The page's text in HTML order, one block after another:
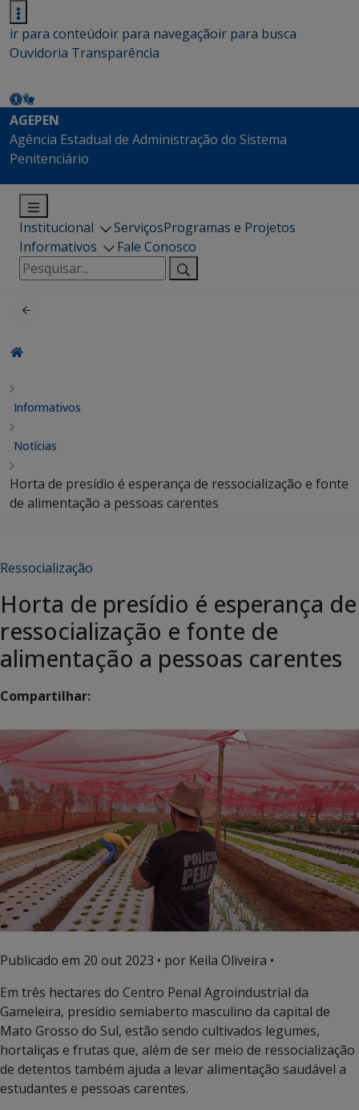
ir para conteúdoir para navegaçãoir para busca
Ouvidoria Transparência
AGEPEN
Agência Estadual de Administração do Sistema
Penitenciário
Institucional ServiçosProgramas e Projetos
Informativos
Fale Conosco
Pesquisar
por:
Informativos
Notícias
Horta de presídio é esperança de ressocialização e fonte
de alimentação a pessoas carentes
Ressocialização
Horta de presídio é esperança de
ressocialização e fonte de
alimentação a pessoas carentes
Compartilhar:
Publicado em 20 out 2023 • por Keila Oliveira •
Em três hectares do Centro Penal Agroindustrial da
Gameleira, presídio semiaberto masculino da capital de
Mato Grosso do Sul, estão sendo cultivados legumes,
hortaliças e frutas que, além de ser meio de ressocialização
de detentos também ajuda a levar alimentação saudável a
estudantes e pessoas carentes.